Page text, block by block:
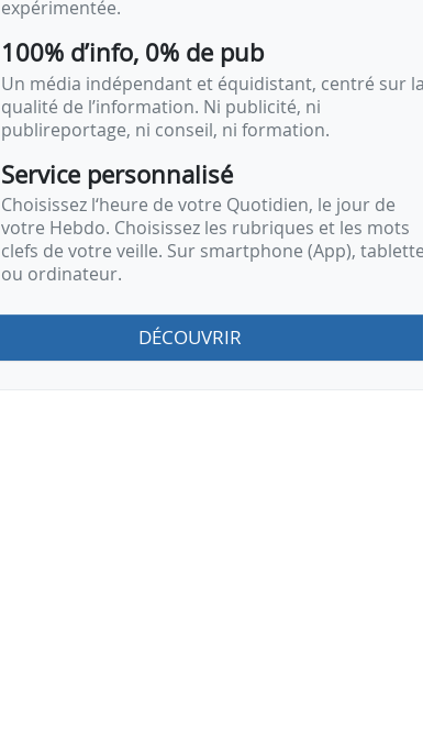
expérimentée.
100% d’info, 0% de pub
Un média indépendant et équidistant, centré sur la
qualité de l’information. Ni publicité, ni
publireportage, ni conseil, ni formation.
Service personnalisé
Choisissez l‘heure de votre Quotidien, le jour de
votre Hebdo. Choisissez les rubriques et les mots
clefs de votre veille. Sur smartphone (App), tablette
ou ordinateur.
DÉCOUVRIR